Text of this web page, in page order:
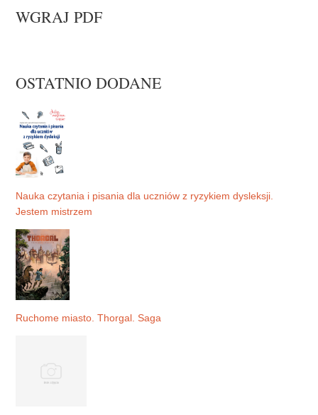
WGRAJ PDF
OSTATNIO DODANE
Nauka czytania i pisania dla uczniów z ryzykiem dysleksji.
Jestem mistrzem
Ruchome miasto. Thorgal. Saga